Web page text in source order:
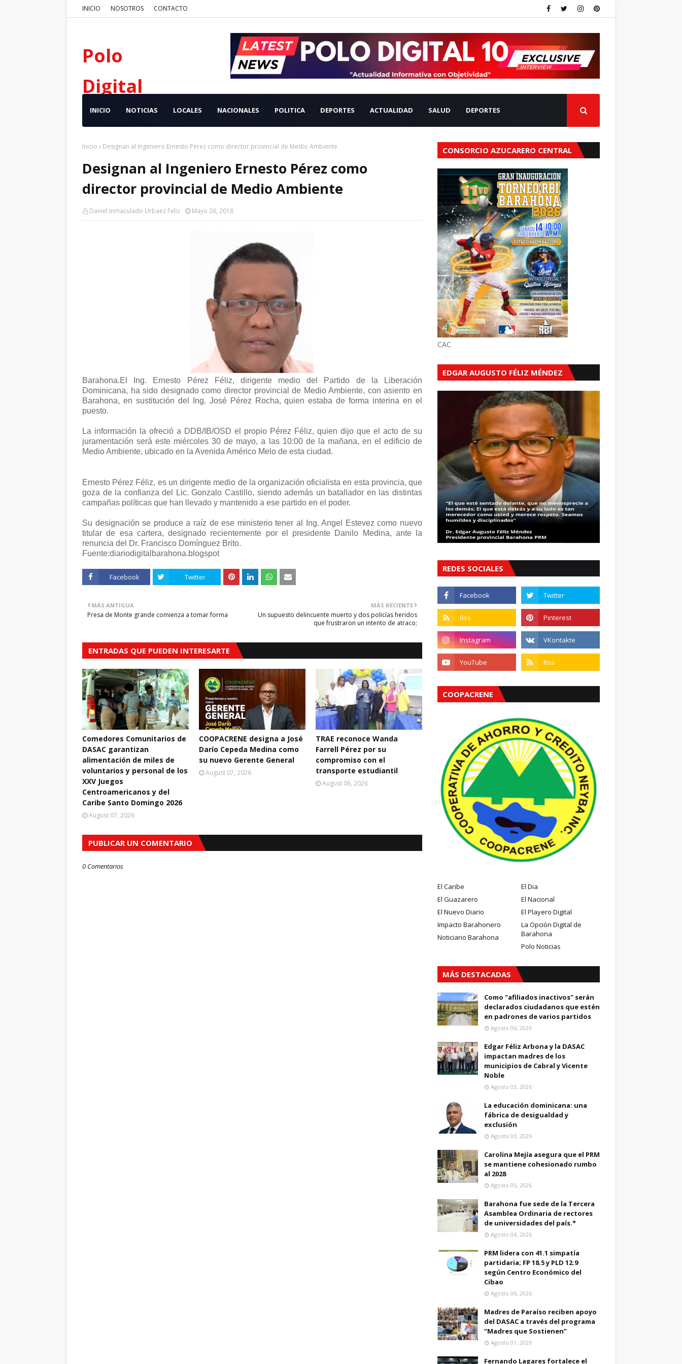
INICIO NOSOTROS CONTACTO
Polo
Digital
INICIO NOTICIAS LOCALES NACIONALES POLITICA DEPORTES ACTUALIDAD SALUD DEPORTES
Inicio Designan al Ingeniero Ernesto Pérez como director provincial de Medio Ambiente
Designan al Ingeniero Ernesto Pérez como
director provincial de Medio Ambiente
Daniel Inmaculado Urbaez Feliz Mayo 26, 2018
Barahona.El Ing. Ernesto Pérez Féliz, dirigente medio del Partido de la Liberación
Dominicana, ha sido designado como director provincial de Medio Ambiente, con asiento en
Barahona, en sustitución del Ing. José Pérez Rocha, quien estaba de forma interina en el
puesto.
La información la ofreció a DDB/IB/OSD el propio Pérez Féliz, quien dijo que el acto de su
juramentación será este miércoles 30 de mayo, a las 10:00 de la mañana, en el edificio de
Medio Ambiente, ubicado en la Avenida Américo Melo de esta ciudad.
Ernesto Pérez Féliz, es un dirigente medio de la organización oficialista en esta provincia, que
goza de la confianza del Lic. Gonzalo Castillo, siendo además un batallador en las distintas
campañas políticas que han llevado y mantenido a ese partido en el poder.
Su designación se produce a raíz de ese ministerio tener al Ing. Angel Estevez como nuevo
titular de esa cartera, designado recientemente por el presidente Danilo Medina, ante la
renuncia del Dr. Francisco Domínguez Brito.
Fuente:diariodigitalbarahona.blogspot
Facebook Twitter
MÁS RECIENTE
Un supuesto delincuente muerto y dos policías heridos
que frustraron un intento de atraco;
MÁS ANTIGUA
Presa de Monte grande comienza a tomar forma
ENTRADAS QUE PUEDEN INTERESARTE
Comedores Comunitarios de
DASAC garantizan
alimentación de miles de
voluntarios y personal de los
XXV Juegos
Centroamericanos y del
Caribe Santo Domingo 2026
August 07, 2026
COOPACRENE designa a José
Darío Cepeda Medina como
su nuevo Gerente General
August 07, 2026
TRAE reconoce Wanda
Farrell Pérez por su
compromiso con el
transporte estudiantil
August 06, 2026
PUBLICAR UN COMENTARIO
0 Comentarios
CONSORCIO AZUCARERO CENTRAL
CAC
EDGAR AUGUSTO FÉLIZ MÉNDEZ
REDES SOCIALES
COOPACRENE
El Caribe
El Dia
El Guazarero
El Nacional
El Nuevo Diario
El Playero Digital
Impacto Barahonero
La Opción Digital de
Barahona
Noticiario Barahona
Polo Noticias
MÁS DESTACADAS
Como "afiliados inactivos" serán
declarados ciudadanos que estén
en padrones de varios partidos
Agosto 06, 2026
Edgar Féliz Arbona y la DASAC
impactan madres de los
municipios de Cabral y Vicente
Noble
Agosto 03, 2026
La educación dominicana: una
fábrica de desigualdad y
exclusión
Agosto 03, 2026
Carolina Mejía asegura que el PRM
se mantiene cohesionado rumbo
al 2028
Agosto 05, 2026
Barahona fue sede de la Tercera
Asamblea Ordinaria de rectores
de universidades del país.*
Agosto 04, 2026
PRM lidera con 41.1 simpatía
partidaria; FP 18.5 y PLD 12.9
según Centro Económico del
Cibao
Agosto 06, 2026
Madres de Paraíso reciben apoyo
del DASAC a través del programa
“Madres que Sostienen”
Agosto 01, 2026
Fernando Lagares fortalece el